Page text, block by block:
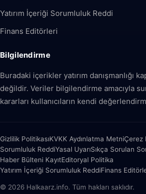
Yatırım İçeriği Sorumluluk Reddi
Finans Editörleri
Bilgilendirme
Buradaki içerikler yatırım danışmanlığı
değildir. Veriler bilgilendirme amacıyla
kararları kullanıcıların kendi
Gizlilik PolitikasıKVKK Aydınlatma MetniÇerez
Sorumluluk ReddiYasal UyarıSıkça Sorulan
Haber Bülteni KayıtEditoryal Politika
Yatırım İçeriği Sorumluluk ReddiFinans
© 2026 Halkaarz.info. Tüm hakları saklıdır.